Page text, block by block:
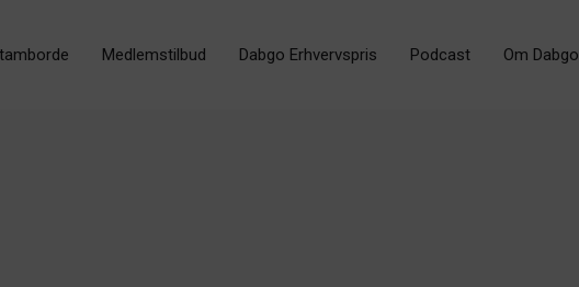
Medlemstilbud Dabgo Erhvervspris Podcast Om Dabgo